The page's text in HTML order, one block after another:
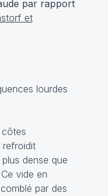
par rapport
et
lourdes
refroidit
dense que
vide en
par des